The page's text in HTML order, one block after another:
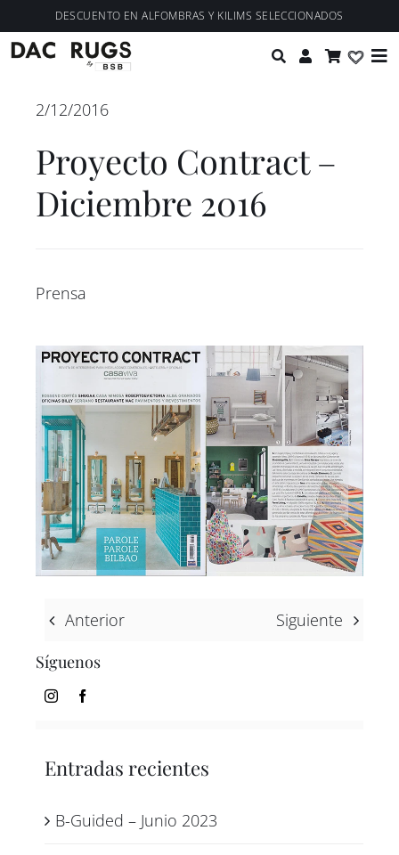
contenido
al
DESCUENTO EN ALFOMBRAS Y KILIMS SELECCIONADOS
Personalización
Diseñadores
Blog
ES
IN
2/12/2016
Proyecto Contract –
Diciembre 2016
Prensa
Anterior
Siguiente
Síguenos
Entradas recientes
B-Guided – Junio 2023